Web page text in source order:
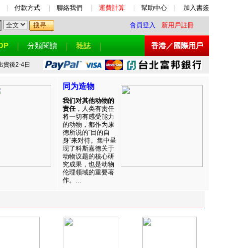
付款方式 聯絡我們 運費計算 幫助中心 加入書簽
會員登入 新用戶註冊
分類閱讀 雜誌 香港／國際用戶
貨後2-4日
同为造物
我们对其他动物的
责任，人类有责任
将一切有感受能力
的动物，都作为康
德所说的“目的自
身”来对待。集中呈
现了科斯嘉德关于
动物议题的核心研
究成果，也是动物
伦理领域的重要著
作。...